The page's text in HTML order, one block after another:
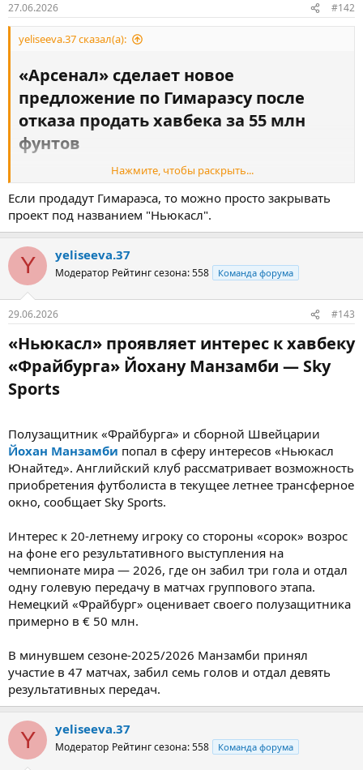
27.06.2026 #142
yeliseeva.37 сказал(а):
«Арсенал» сделает новое
предложение по Гимараэсу после
отказа продать хавбека за 55 млн
фунтов​
«Арсенал» сделает новое предложение о покупке Бруно
Гимараэса.
«Арсенал» продолжит попытки подписать полузащитника
«Ньюкасла»Бруно Гимараэса.
Ранее
появилась информация
бразильца за 55 миллионов фунтов.
Во время переговоров представители 28-летнего футболиста
озвучили сумму в 60 миллионов фунтов.
В прошлом сезоне Гимараэс забил 9 голов и сделал 5 передач в
29 матчахАПЛ .
Нажмите, чтобы раскрыть...
Если продадут Гимараэса, то можно просто закрывать
проект под названием "Ньюкасл".
Y yeliseeva.37
Модератор Рейтинг сезона: 558 Команда форума
29.06.2026 #143
«Ньюкасл» проявляет интерес к хавбеку
«Фрайбурга» Йохану Манзамби — Sky
Sports​
Полузащитник «Фрайбурга» и сборной Швейцарии
Йохан Манзамби попал в сферу интересов «Ньюкасл
Юнайтед». Английский клуб рассматривает возможность
приобретения футболиста в текущее летнее трансферное
окно, сообщает Sky Sports.
Интерес к 20-летнему игроку со стороны «сорок» возрос
на фоне его результативного выступления на
чемпионате мира — 2026, где он забил три гола и отдал
одну голевую передачу в матчах группового этапа.
Немецкий «Фрайбург» оценивает своего полузащитника
примерно в € 50 млн.
В минувшем сезоне-2025/2026 Манзамби принял
участие в 47 матчах, забил семь голов и отдал девять
результативных передач.
Y yeliseeva.37
Модератор Рейтинг сезона: 558 Команда форума